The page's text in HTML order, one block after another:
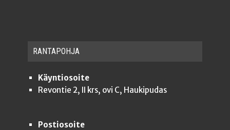
RAN­TA­POH­JA
Käyntiosoite
Revontie 2, II krs, ovi C, Haukipudas
Postiosoite